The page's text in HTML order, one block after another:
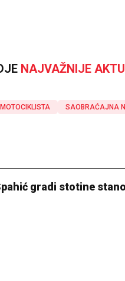
NAJVAŽNIJE
SAOBRAĆAJNA
gradi stotine